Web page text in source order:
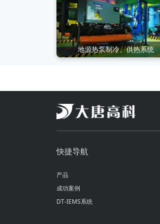
地源热泵制冷、供热系统
快捷导航
产品
成功案例
DT-IEMS系统